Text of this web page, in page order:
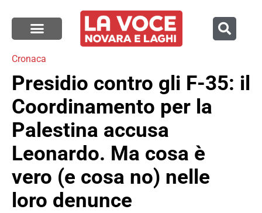
Cronaca
Presidio contro gli F-35: il
Coordinamento per la
Palestina accusa
Leonardo. Ma cosa è
vero (e cosa no) nelle
loro denunce